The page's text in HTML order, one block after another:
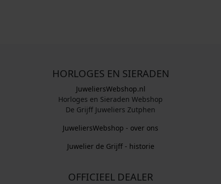
HORLOGES EN SIERADEN
JuweliersWebshop.nl
Horloges en Sieraden Webshop
De Grijff Juweliers Zutphen
JuweliersWebshop - over ons
Juwelier de Grijff - historie
OFFICIEEL DEALER